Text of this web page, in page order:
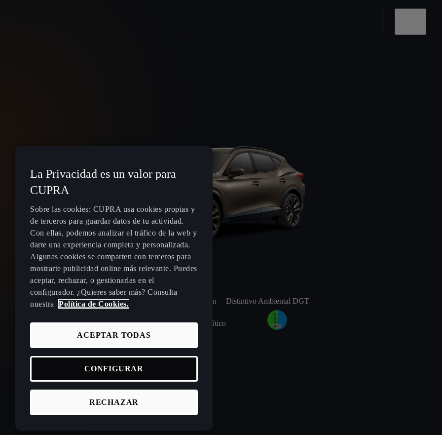
Potencia máxima:
150 CV (110kW)
Transmisión
Automático
Distintivo Ambiental DGT
La Privacidad es un valor para
CUPRA
Sobre las cookies: CUPRA usa cookies propias y
de terceros para guardar datos de tu actividad.
Con ellas, podemos analizar el tráfico de la web y
darte una experiencia completa y personalizada.
Algunas cookies se comparten con terceros para
mostrarte publicidad online más relevante. Puedes
aceptar, rechazar, o gestionarlas en el
configurador. ¿Quieres saber más? Consulta
nuestra
Política de Cookies.
RECHAZAR
ACEPTAR TODAS
CONFIGURAR